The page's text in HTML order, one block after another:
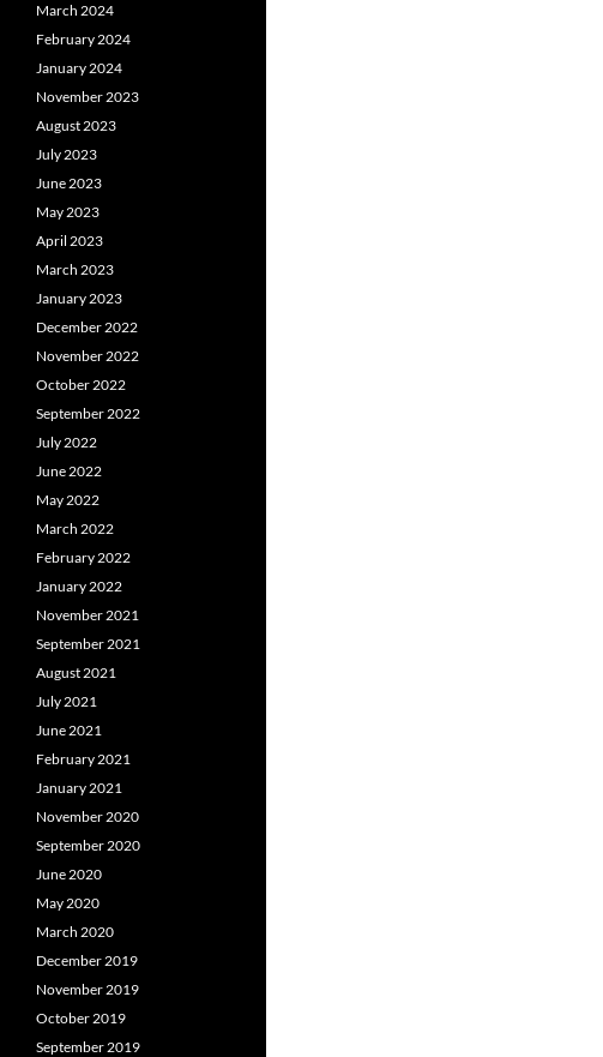
March 2024
February 2024
January 2024
November 2023
August 2023
July 2023
June 2023
May 2023
April 2023
March 2023
January 2023
December 2022
November 2022
October 2022
September 2022
July 2022
June 2022
May 2022
March 2022
February 2022
January 2022
November 2021
September 2021
August 2021
July 2021
June 2021
February 2021
January 2021
November 2020
September 2020
June 2020
May 2020
March 2020
December 2019
November 2019
October 2019
September 2019